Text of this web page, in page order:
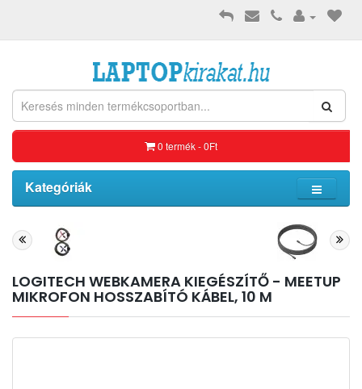
0 termék - 0Ft
Kategóriák
LOGITECH WEBKAMERA KIEGÉSZÍTŐ - MEETUP
MIKROFON HOSSZABÍTÓ KÁBEL, 10 M